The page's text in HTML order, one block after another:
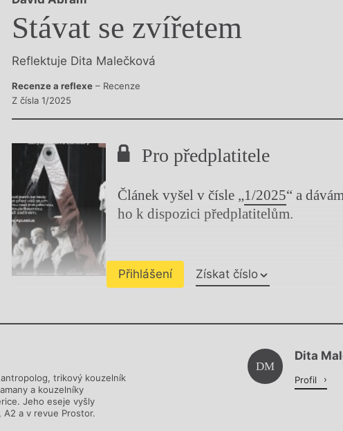
ceny
Stávat se zvířetem
Reflektuje Dita Malečková
Recenze a reflexe – Recenze
Z čísla 1/2025
Pro předplatitele
Článek vyšel v čísle „1/2025“ a
ho k dispozici předplatitelům.
Přihlášení Získat číslo
Chviličku.
trikový kouzelník
a kouzelníky
Jeho eseje vyšly
A2 a v revue Prostor.
DM
Dita
Profil